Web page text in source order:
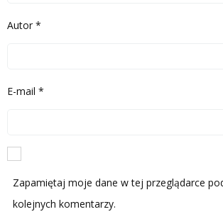
Autor *
E-mail *
Zapamiętaj moje dane w tej przeglądarce
kolejnych komentarzy.